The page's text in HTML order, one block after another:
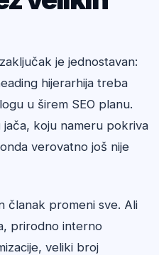
je jednostavan:
hijerarhija treba
u širem SEO planu.
koju nameru pokriva
verovatno još nije
članak promeni sve. Ali
prirodno interno
veliki broj